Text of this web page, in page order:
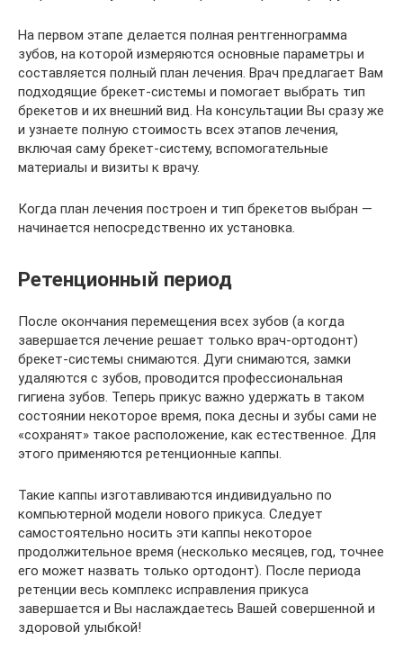
На первом этапе делается полная рентгеннограмма
зубов, на которой измеряются основные параметры и
составляется полный план лечения. Врач предлагает Вам
подходящие брекет-системы и помогает выбрать тип
брекетов и их внешний вид. На консультации Вы сразу же
и узнаете полную стоимость всех этапов лечения,
включая саму брекет-систему, вспомогательные
материалы и визиты к врачу.
Когда план лечения построен и тип брекетов выбран —
начинается непосредственно их установка.
Ретенционный период
После окончания перемещения всех зубов (а когда
завершается лечение решает только врач-ортодонт)
брекет-системы снимаются. Дуги снимаются, замки
удаляются с зубов, проводится профессиональная
гигиена зубов. Теперь прикус важно удержать в таком
состоянии некоторое время, пока десны и зубы сами не
«сохранят» такое расположение, как естественное. Для
этого применяются ретенционные каппы.
Такие каппы изготавливаются индивидуально по
компьютерной модели нового прикуса. Следует
самостоятельно носить эти каппы некоторое
продолжительное время (несколько месяцев, год, точнее
его может назвать только ортодонт). После периода
ретенции весь комплекс исправления прикуса
завершается и Вы наслаждаетесь Вашей совершенной и
здоровой улыбкой!